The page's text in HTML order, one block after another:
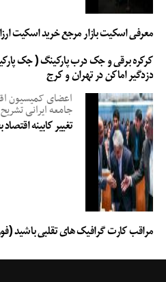
معرفی اسکیت بازار مرجع خرید اسکیت
کرکره برقی و جک درب پارکینگ ( جک
دزدگیر اماکن در تهران و کرج
اعضای کمیسیون
جامعه ایرانی
تغییر کابینه
مراقب کارت گرافیک های تقلبی باشید